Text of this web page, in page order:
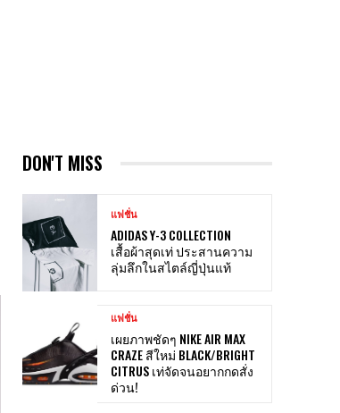
DON'T MISS
แฟชั่น
ADIDAS Y-3 COLLECTION
เสื้อผ้าสุดเท่ ประสานความ
ลุ่มลึกในสไตล์ญี่ปุ่นแท้
แฟชั่น
เผยภาพชัดๆ NIKE AIR MAX
CRAZE สีใหม่ BLACK/BRIGHT
CITRUS เท่จัดจนอยากกดสั่ง
ด่วน!